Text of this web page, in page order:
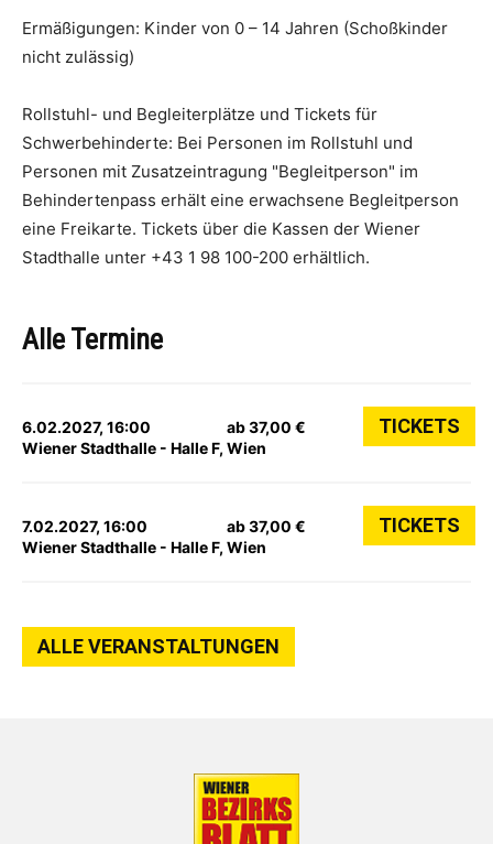
Ermäßigungen: Kinder von 0 – 14 Jahren (Schoßkinder
nicht zulässig)
Rollstuhl- und Begleiterplätze und Tickets für
Schwerbehinderte: Bei Personen im Rollstuhl und
Personen mit Zusatzeintragung "Begleitperson" im
Behindertenpass erhält eine erwachsene Begleitperson
eine Freikarte. Tickets über die Kassen der Wiener
Stadthalle unter +43 1 98 100-200 erhältlich.
Alle Termine
6.02.2027, 16:00
Wiener Stadthalle - Halle F, Wien
ab 37,00 € TICKETS
7.02.2027, 16:00
Wiener Stadthalle - Halle F, Wien
ab 37,00 € TICKETS
ALLE VERANSTALTUNGEN